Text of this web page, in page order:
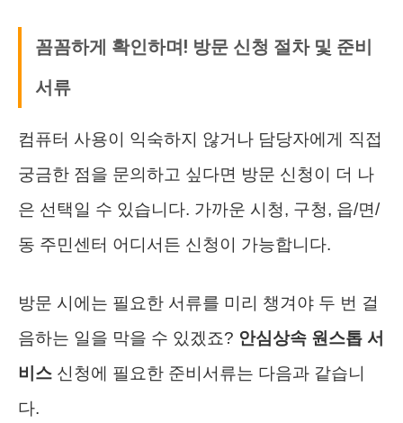
꼼꼼하게 확인하며! 방문 신청 절차 및 준비
서류
컴퓨터 사용이 익숙하지 않거나 담당자에게 직접
궁금한 점을 문의하고 싶다면 방문 신청이 더 나
은 선택일 수 있습니다. 가까운 시청, 구청, 읍/면/
동 주민센터 어디서든 신청이 가능합니다.
방문 시에는 필요한 서류를 미리 챙겨야 두 번 걸
음하는 일을 막을 수 있겠죠? 안심상속 원스톱 서
비스 신청에 필요한 준비서류는 다음과 같습니
다.